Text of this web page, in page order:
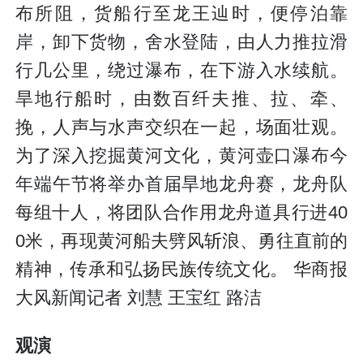
布所阻，货船行至龙王辿时，便停泊靠
岸，卸下货物，舍水登陆，由人力推拉滑
行几公里，绕过瀑布，在下游入水续航。
旱地行船时，由数百纤夫推、拉、牵、
挽，人声与水声交织在一起，场面壮观。
为了深入挖掘黄河文化，黄河壶口瀑布今
年端午节将举办首届旱地龙舟赛，龙舟队
每组十人，将团队合作用龙舟道具行进40
0米，再现黄河船夫劈风斩浪、勇往直前的
精神，传承和弘扬民族传统文化。 华商报
大风新闻记者 刘慧 王宝红 路洁
观演